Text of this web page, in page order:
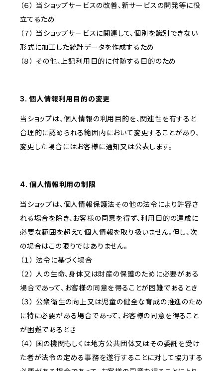
（６） 当ショップサービスの改善、新サービスの開発等に役
立てるため
（７） 当ショップサービスに関連して、個別を識別できない
形式に加工した統計データを作成するため
（８） その他、上記利用目的に付随する目的のため
3. 個人情報利用目的の変更
当ショップは、個人情報の利用目的を、関連性を有すると
合理的に認められる範囲内において変更することがあり、
変更した場合にはお客様に通知又は公表します。
4. 個人情報利用の制限
当ショップは、個人情報保護法その他の法令により許容さ
れる場合を除き、お客様の同意を得ず、利用目的の達成に
必要な範囲を超えて個人情報を取り扱いません。但し、次
の場合はこの限りではありません。
（１） 法令に基づく場合
（２） 人の生命、身体又は財産の保護のために必要がある
場合であって、お客様の同意を得ることが困難であるとき
（３） 公衆衛生の向上又は児童の健全な育成の推進のため
に特に必要がある場合であって、お客様の同意を得ること
が困難であるとき
（４） 国の機関もしくは地方公共団体又はその委託を受け
た者が法令の定める事務を遂行することに対して協力する